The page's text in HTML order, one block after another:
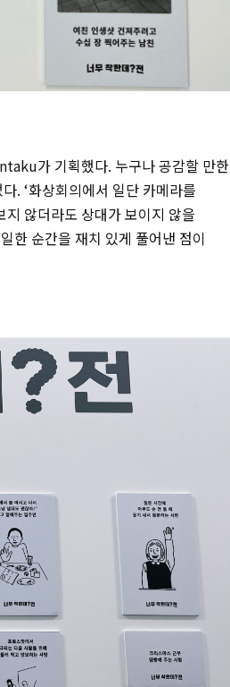
가 기획했다. 누구나 공감할 만한
. ‘화상회의에서 일단 카메라를
지 않더라도 상대가 보이지 않을
한 순간을 재치 있게 풀어낸 점이